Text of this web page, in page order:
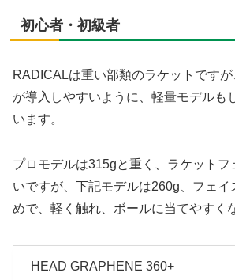
初心者・初級者
RADICALは重い部類のラケットです
が導入しやすいように、軽量モデルも
います。
プロモデルは315gと重く、ラケットフ
いですが、下記モデルは260g、フェイ
めで、軽く触れ、ボールに当てやすく
HEAD GRAPHENE 360+